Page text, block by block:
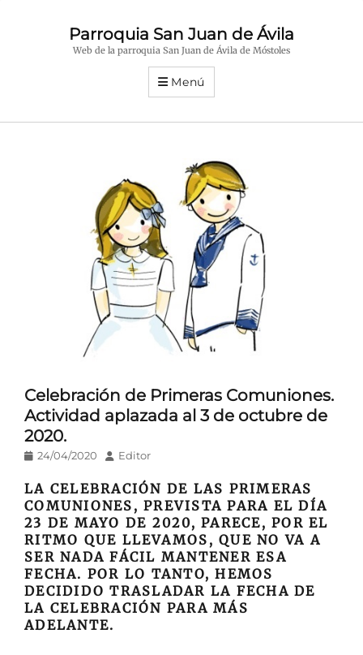
Parroquia San Juan de Ávila
Web de la parroquia San Juan de Ávila de Móstoles
Menú
Celebración de Primeras Comuniones.
Actividad aplazada al 3 de octubre de
2020.
Publicado
24/04/2020 AutorEditor
LA CELEBRACIÓN DE LAS PRIMERAS
COMUNIONES, PREVISTA PARA EL DÍA
23 DE MAYO DE 2020, PARECE, POR EL
RITMO QUE LLEVAMOS, QUE NO VA A
SER NADA FÁCIL MANTENER ESA
FECHA. POR LO TANTO, HEMOS
DECIDIDO TRASLADAR LA FECHA DE
LA CELEBRACIÓN PARA MÁS
ADELANTE.